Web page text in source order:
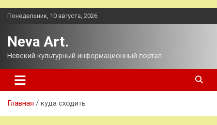
Перейти
Понедельник, 10 августа, 2026
Neva Art.
Невский культурный информационный портал.
Главная куда сходить